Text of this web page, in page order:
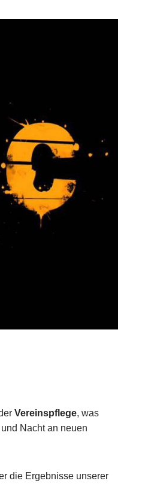
Vereinspflege, was
Nacht an neuen
die Ergebnisse unserer